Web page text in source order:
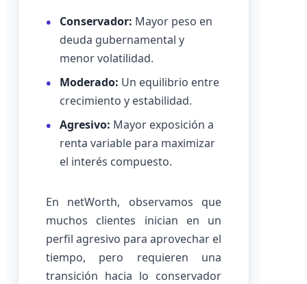
Conservador: Mayor peso en
deuda gubernamental y
menor volatilidad.
Moderado: Un equilibrio entre
crecimiento y estabilidad.
Agresivo: Mayor exposición a
renta variable para maximizar
el interés compuesto.
En netWorth, observamos que
muchos clientes inician en un
perfil agresivo para aprovechar el
tiempo, pero requieren una
transición hacia lo conservador